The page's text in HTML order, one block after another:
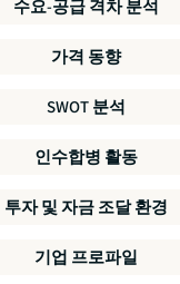
수요-공급 격차 분석
가격 동향
SWOT 분석
인수합병 활동
투자 및 자금 조달 환경
기업 프로파일